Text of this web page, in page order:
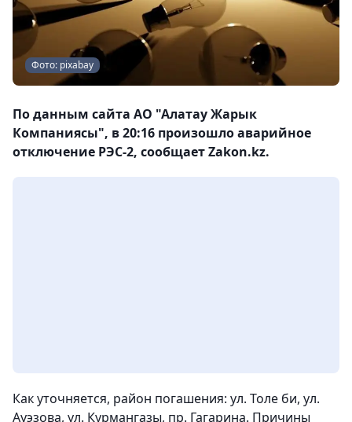
Фото: pixabay
По данным сайта АО "Алатау Жарык
Компаниясы", в 20:16 произошло аварийное
отключение РЭС-2, сообщает Zakon.kz.
Как уточняется, район погашения: ул. Толе би, ул.
Ауэзова, ул. Курмангазы, пр. Гагарина. Причины